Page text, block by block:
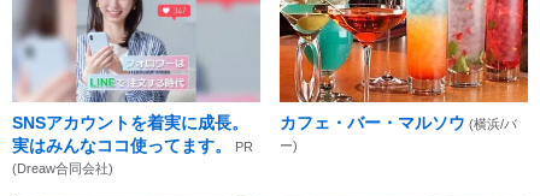
SNSアカウントを着実に成長。
実はみんなココ使ってます。
PR
(Dreaw合同会社)
カフェ・バー・マルソウ (横浜/バ
ー)